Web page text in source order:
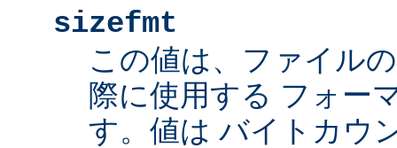
sizefmt
この値は、ファイル
際に使用する フォー
す。値は バイトカウ